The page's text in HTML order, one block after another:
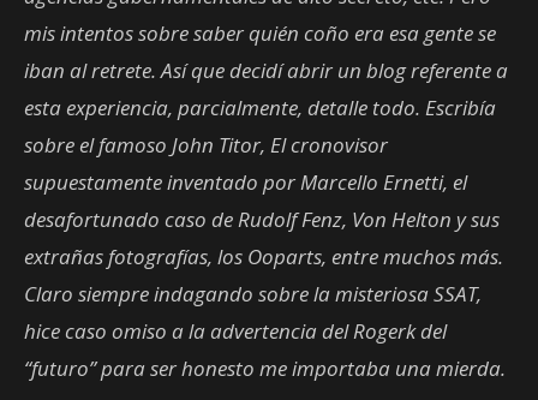
mis intentos sobre saber quién coño era esa gente se
iban al retrete. Así que decidí abrir un blog referente a
esta experiencia, parcialmente, detalle todo. Escribía
sobre el famoso John Titor, El cronovisor
supuestamente inventado por Marcello Ernetti, el
desafortunado caso de Rudolf Fenz, Von Helton y sus
extrañas fotografías, los Ooparts, entre muchos más.
Claro siempre indagando sobre la misteriosa SSAT,
hice caso omiso a la advertencia del Rogerk del
“futuro” para ser honesto me importaba una mierda.